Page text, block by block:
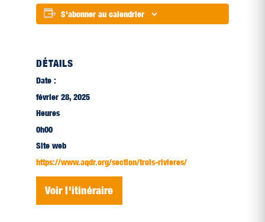
S'abonner au calendrier
DÉTAILS
Date :
février 28, 2025
Heures
0h00
Site web
https://www.aqdr.org/section/trois-rivieres/
Voir l'itinéraire